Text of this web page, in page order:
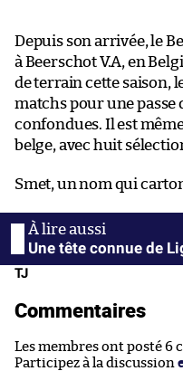
Depuis son arrivée, le
à Beerschot V.A, en
de terrain cette saison,
matchs pour une
confondues. Il est
belge, avec huit
Smet, un nom qui
Une tête connue de
TJ
Commentaires
Les membres ont posté 6
Participez à la discussion